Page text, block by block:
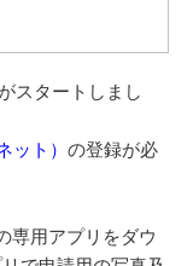
スタートしまし
ット） の登録が必
専用アプリをダウ